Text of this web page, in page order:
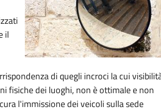
il
di quegli incroci la cui
fisiche dei luoghi, non è ottimale e non
l'immissione dei veicoli sulla sede